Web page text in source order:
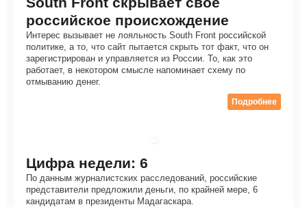
российское происхождение
Интерес вызывает не лояльность South Front российской
политике, а то, что сайт пытается скрыть тот факт, что он
зарегистрирован и управляется из России. То, как это
работает, в некотором смысле напоминает схему по
отмыванию денег.
Подробнее
Цифра недели: 6
По данным журналистских расследований, российские
представители предложили деньги, по крайней мере, 6
кандидатам в президенты Мадагаскара.